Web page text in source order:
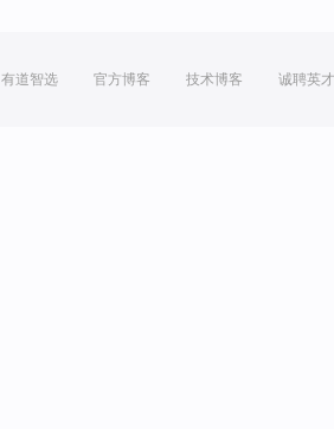
有道智选 官方博客 技术博客 诚聘英才